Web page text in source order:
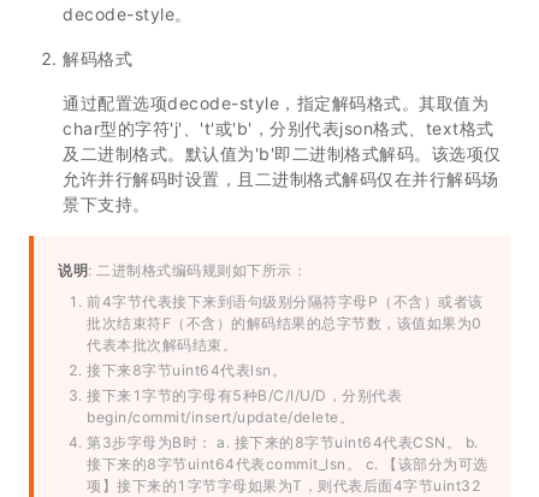
decode-style。
解码格式
通过配置选项decode-style，指定解码格式。其取值为
char型的字符'j'、't'或'b'，分别代表json格式、text格式
及二进制格式。默认值为'b'即二进制格式解码。该选项仅
允许并行解码时设置，且二进制格式解码仅在并行解码场
景下支持。
说明 : 二进制格式编码规则如下所示：
前4字节代表接下来到语句级别分隔符字母P（不含）或者该
批次结束符F（不含）的解码结果的总字节数，该值如果为0
代表本批次解码结束。
接下来8字节uint64代表lsn。
接下来1字节的字母有5种B/C/I/U/D，分别代表
begin/commit/insert/update/delete。
第3步字母为B时： a. 接下来的8字节uint64代表CSN。 b.
接下来的8字节uint64代表commit_lsn。 c. 【该部分为可选
项】接下来的1字节字母如果为T，则代表后面4字节uint32